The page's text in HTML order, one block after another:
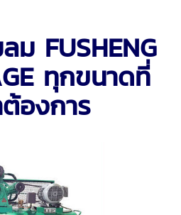
ม FUSHENG
ทุกขนาดที่
องการ